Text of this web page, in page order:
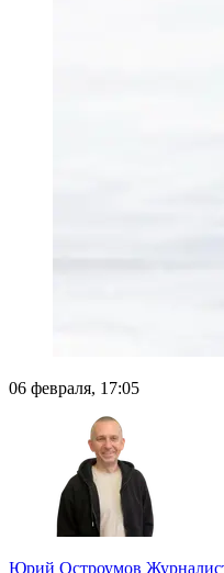
06 февраля, 17:05
Юрий Остроумов